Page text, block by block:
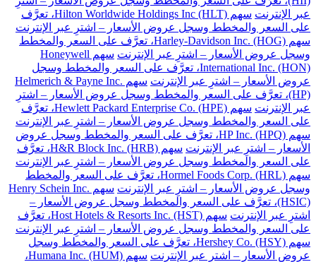
عبر الإنترنت
سهم Hilton Worldwide Holdings Inc (HLT)، تعرَّف
على السعر والمخطط وسجل عروض الأسعار – اشترِ عبر الإنترنت
سهم Harley-Davidson Inc. (HOG)، تعرَّف على السعر والمخطط
وسجل عروض الأسعار – اشترِ عبر الإنترنت
سهم Honeywell
International Inc. (HON)، تعرَّف على السعر والمخطط وسجل
عروض الأسعار – اشترِ عبر الإنترنت
سهم Helmerich & Payne Inc.
(HP)، تعرَّف على السعر والمخطط وسجل عروض الأسعار – اشترِ
عبر الإنترنت
سهم Hewlett Packard Enterprise Co. (HPE)، تعرَّف
على السعر والمخطط وسجل عروض الأسعار – اشترِ عبر الإنترنت
سهم HP Inc. (HPQ)، تعرَّف على السعر والمخطط وسجل عروض
الأسعار – اشترِ عبر الإنترنت
سهم H&R Block Inc. (HRB)، تعرَّف
على السعر والمخطط وسجل عروض الأسعار – اشترِ عبر الإنترنت
سهم Hormel Foods Corp. (HRL)، تعرَّف على السعر والمخطط
وسجل عروض الأسعار – اشترِ عبر الإنترنت
سهم Henry Schein Inc.
(HSIC)، تعرَّف على السعر والمخطط وسجل عروض الأسعار –
اشترِ عبر الإنترنت
سهم Host Hotels & Resorts Inc. (HST)، تعرَّف
على السعر والمخطط وسجل عروض الأسعار – اشترِ عبر الإنترنت
سهم Hershey Co. (HSY)، تعرَّف على السعر والمخطط وسجل
عروض الأسعار – اشترِ عبر الإنترنت
سهم Humana Inc. (HUM)،